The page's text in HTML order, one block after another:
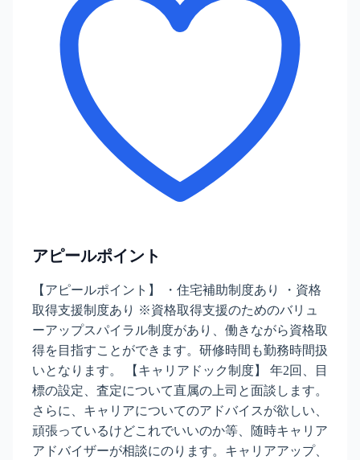
アピールポイント
【アピールポイント】 ・住宅補助制度あり ・資格
取得支援制度あり ※資格取得支援のためのバリュ
ーアップスパイラル制度があり、働きながら資格取
得を目指すことができます。研修時間も勤務時間扱
いとなります。 【キャリアドック制度】 年2回、目
標の設定、査定について直属の上司と面談します。
さらに、キャリアについてのアドバイスが欲しい、
頑張っているけどこれでいいのか等、随時キャリア
アドバイザーが相談にのります。キャリアアップ、